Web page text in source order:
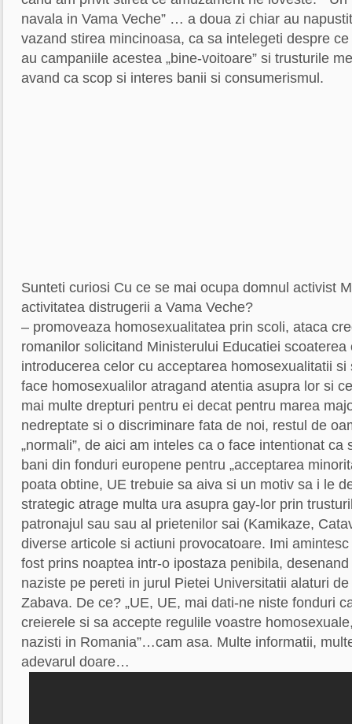
navala in Vama Veche” … a doua zi chiar au
vazand stirea mincinoasa, ca sa intelegeti despre
au campaniile acestea „bine-voitoare” si trusturile
avand ca scop si interes banii si consumerismul.
Sunteti curiosi Cu ce se mai ocupa domnul activist
activitatea distrugerii a Vama Veche?
– promoveaza homosexualitatea prin scoli, ataca
romanilor solicitand Ministerului Educatiei
introducerea celor cu acceptarea homosexualitatii si
face homosexualilor atragand atentia asupra lor si
mai multe drepturi pentru ei decat pentru marea
nedreptate si o discriminare fata de noi, restul de
„normali”, de aici am inteles ca o face intentionat ca
bani din fonduri europene pentru „acceptarea
poata obtine, UE trebuie sa aiva si un motiv sa i le
strategic atrage multa ura asupra gay-lor prin
patronajul sau sau al prietenilor sai (Kamikaze,
diverse articole si actiuni provocatoare. Imi
fost prins noaptea intr-o ipostaza penibila,
naziste pe pereti in jurul Pietei Universitatii alaturi
Zabava. De ce? „UE, UE, mai dati-ne niste fonduri
creierele si sa accepte regulile voastre
nazisti in Romania”…cam asa. Multe informatii,
adevarul doare…